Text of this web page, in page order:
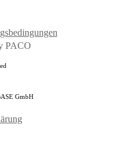
PACO
GmbH